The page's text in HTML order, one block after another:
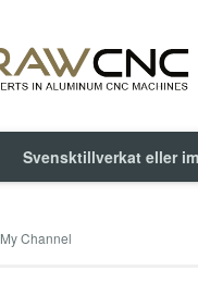
Svensktillverkat eller
My Channel